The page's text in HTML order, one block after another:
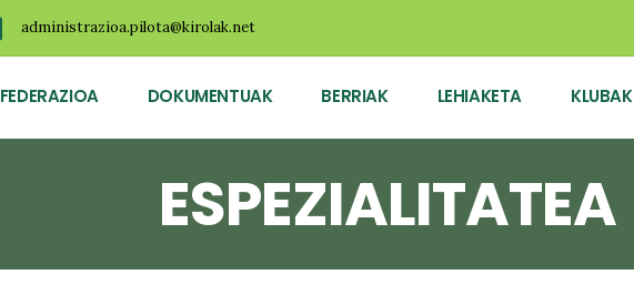
administrazioa.pilota@kirolak.net
FEDERAZIOA DOKUMENTUAK BERRIAK LEHIAKETA KLUBAK
ESPEZIALITATEA